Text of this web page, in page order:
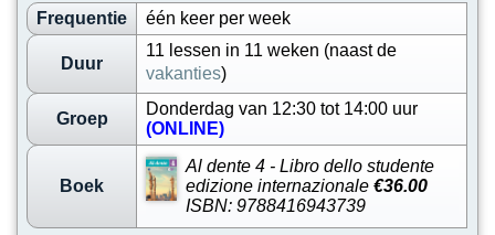
Frequentie één keer per week
Duur
11 lessen in 11 weken (naast de
vakanties)
Groep
Donderdag van 12:30 tot 14:00 uur
(ONLINE)
Boek
Al dente 4 - Libro dello studente
edizione internazionale €36.00
ISBN: 9788416943739